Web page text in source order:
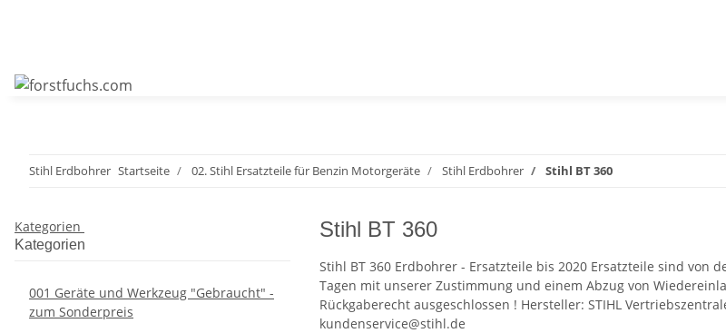
Stihl Erdbohrer Startseite 02. Stihl Ersatzteile für Benzin Motorgeräte Stihl Erdbohrer Stihl BT 360
Stihl BT 360
Stihl BT 360 Erdbohrer - Ersatzteile bis 2020 Ersatzteile sind von
Tagen mit unserer Zustimmung und einem Abzug von
Rückgaberecht ausgeschlossen ! Hersteller: STIHL
kundenservice@stihl.de
Kategorien
Kategorien
001 Geräte und Werkzeug "Gebraucht" -
zum Sonderpreis